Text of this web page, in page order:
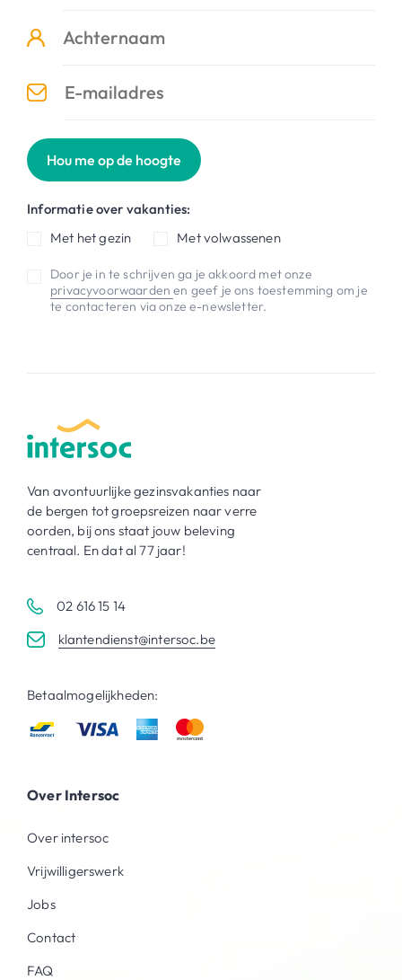
Hou me op de hoogte
Informatie over vakanties:
Met het gezin
Met volwassenen
Door je in te schrijven ga je akkoord met onze
privacyvoorwaardenen geef je ons toestemming om je
te contacteren via onze e-newsletter.
Van avontuurlijke gezinsvakanties naar
de bergen tot groepsreizen naar verre
oorden, bij ons staat jouw beleving
centraal. En dat al 77 jaar!
02 616 15 14
klantendienst@intersoc.be
Betaalmogelijkheden:
Over Intersoc
Over intersoc
Vrijwilligerswerk
Jobs
Contact
FAQ